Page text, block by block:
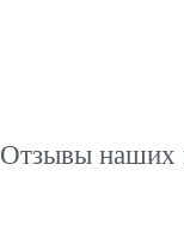
Отзывы наших